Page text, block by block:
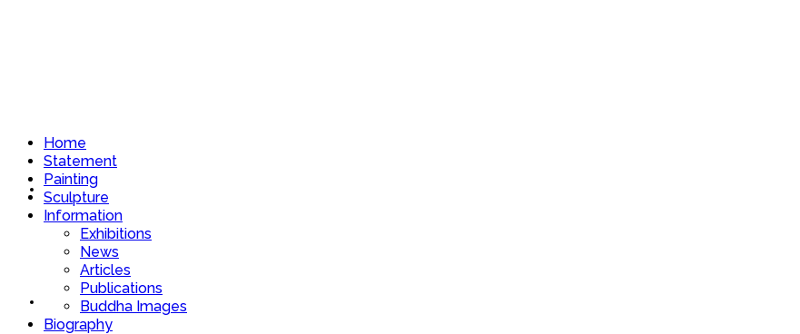
Home
Statement
Home
Statement
Painting
Sculpture
Information
Exhibitions
News
Articles
Publications
Buddha Images
Biography